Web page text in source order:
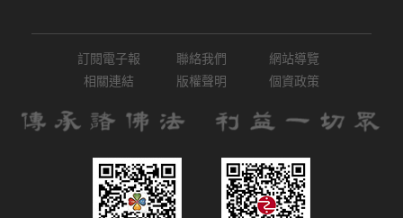
訂閱電子報 聯絡我們
網站導覽
相關連結
版權聲明 個資政策